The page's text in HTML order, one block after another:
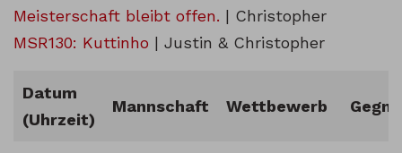
Meisterschaft bleibt offen. | Christopher
MSR130: Kuttinho | Justin & Christopher
Datum
(Uhrzeit)
Mannschaft Wettbewerb